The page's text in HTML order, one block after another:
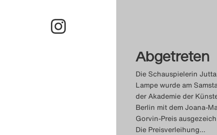
Abgetreten
Die Schauspielerin Jutta
Lampe wurde am
der Akademie der
Berlin mit dem Joana-
Gorvin-Preis
Die Preisverleihung…